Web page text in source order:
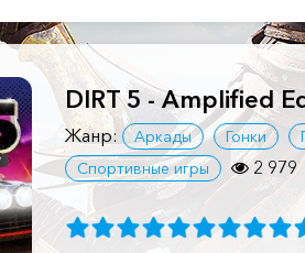
DIRT 5 - Amplified
Жанр: Аркады Гонки
Спортивные игры
2 979